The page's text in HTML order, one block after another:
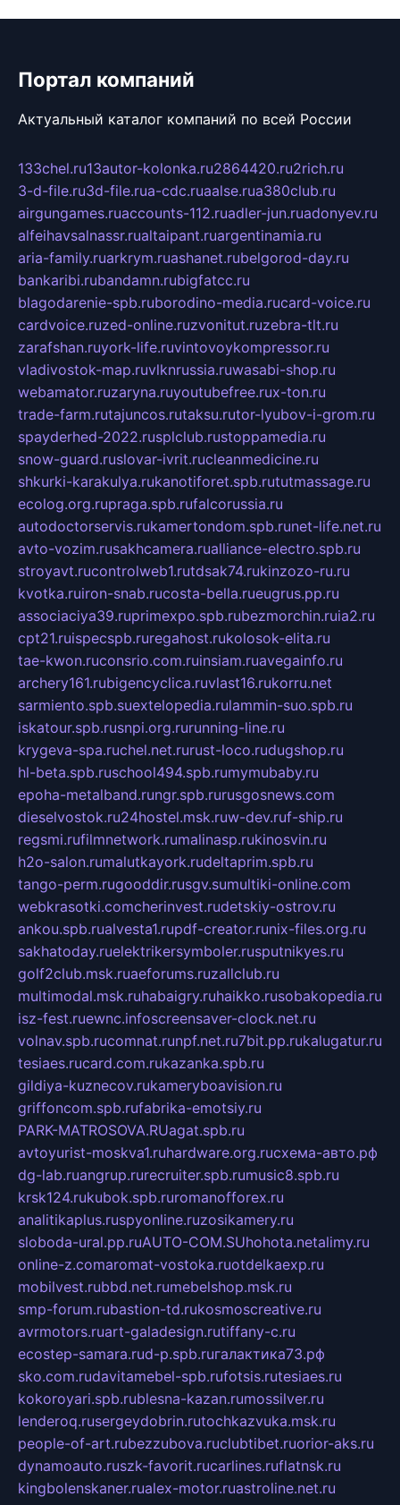
Портал компаний
Актуальный каталог компаний по всей России
133chel.ru13autor-kolonka.ru2864420.ru2rich.ru
3-d-file.ru3d-file.rua-cdc.ruaalse.rua380club.ru
airgungames.ruaccounts-112.ruadler-jun.ruadonyev.ru
alfeihavsalnassr.rualtaipant.ruargentinamia.ru
aria-family.ruarkrym.ruashanet.rubelgorod-day.ru
bankaribi.rubandamn.rubigfatcc.ru
blagodarenie-spb.ruborodino-media.rucard-voice.ru
cardvoice.ruzed-online.ruzvonitut.ruzebra-tlt.ru
zarafshan.ruyork-life.ruvintovoykompressor.ru
vladivostok-map.ruvlknrussia.ruwasabi-shop.ru
webamator.ruzaryna.ruyoutubefree.rux-ton.ru
trade-farm.rutajuncos.rutaksu.rutor-lyubov-i-grom.ru
spayderhed-2022.rusplclub.rustoppamedia.ru
snow-guard.ruslovar-ivrit.rucleanmedicine.ru
shkurki-karakulya.rukanotiforet.spb.rututmassage.ru
ecolog.org.rupraga.spb.rufalcorussia.ru
autodoctorservis.rukamertondom.spb.runet-life.net.ru
avto-vozim.rusakhcamera.rualliance-electro.spb.ru
stroyavt.rucontrolweb1.rutdsak74.rukinzozo-ru.ru
kvotka.ruiron-snab.rucosta-bella.rueugrus.pp.ru
associaciya39.ruprimexpo.spb.rubezmorchin.ruia2.ru
cpt21.ruispecspb.ruregahost.rukolosok-elita.ru
tae-kwon.ruconsrio.com.ruinsiam.ruavegainfo.ru
archery161.rubigencyclica.ruvlast16.rukorru.net
sarmiento.spb.suextelopedia.rulammin-suo.spb.ru
iskatour.spb.rusnpi.org.rurunning-line.ru
krygeva-spa.ruchel.net.rurust-loco.rudugshop.ru
hl-beta.spb.ruschool494.spb.rumymubaby.ru
epoha-metalband.rungr.spb.rurusgosnews.com
dieselvostok.ru24hostel.msk.ruw-dev.ruf-ship.ru
regsmi.rufilmnetwork.rumalinasp.rukinosvin.ru
h2o-salon.rumalutkayork.rudeltaprim.spb.ru
tango-perm.rugooddir.rusgv.sumultiki-online.com
webkrasotki.comcherinvest.rudetskiy-ostrov.ru
ankou.spb.rualvesta1.rupdf-creator.runix-files.org.ru
sakhatoday.ruelektrikersymboler.rusputnikyes.ru
golf2club.msk.ruaeforums.ruzallclub.ru
multimodal.msk.ruhabaigry.ruhaikko.rusobakopedia.ru
isz-fest.ruewnc.infoscreensaver-clock.net.ru
volnav.spb.rucomnat.runpf.net.ru7bit.pp.rukalugatur.ru
tesiaes.rucard.com.rukazanka.spb.ru
gildiya-kuznecov.rukameryboavision.ru
griffoncom.spb.rufabrika-emotsiy.ru
PARK-MATROSOVA.RUagat.spb.ru
avtoyurist-moskva1.ruhardware.org.ruсхема-авто.рф
dg-lab.ruangrup.rurecruiter.spb.rumusic8.spb.ru
krsk124.rukubok.spb.ruromanofforex.ru
analitikaplus.ruspyonline.ruzosikamery.ru
sloboda-ural.pp.ruAUTO-COM.SUhohota.netalimy.ru
online-z.comaromat-vostoka.ruotdelkaexp.ru
mobilvest.rubbd.net.rumebelshop.msk.ru
smp-forum.rubastion-td.rukosmoscreative.ru
avrmotors.ruart-galadesign.rutiffany-c.ru
ecostep-samara.rud-p.spb.ruгалактика73.рф
sko.com.rudavitamebel-spb.rufotsis.rutesiaes.ru
kokoroyari.spb.rublesna-kazan.rumossilver.ru
lenderoq.rusergeydobrin.rutochkazvuka.msk.ru
people-of-art.rubezzubova.ruclubtibet.ruorior-aks.ru
dynamoauto.ruszk-favorit.rucarlines.ruflatnsk.ru
kingbolenskaner.rualex-motor.ruastroline.net.ru